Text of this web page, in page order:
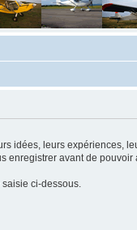
idées, leurs expériences,
enregistrer avant de
ci-dessous.